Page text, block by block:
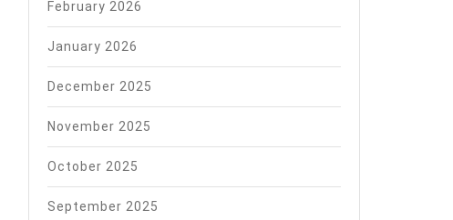
February 2026
January 2026
December 2025
November 2025
October 2025
September 2025